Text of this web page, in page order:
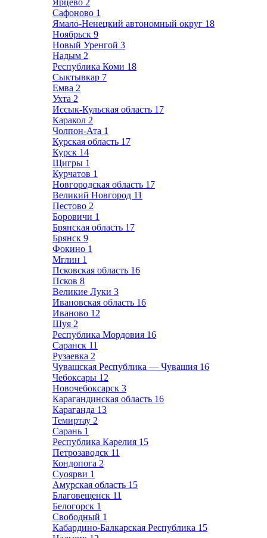
Ярцево 2
Сафоново 1
Ямало-Ненецкий автономный округ 18
Ноябрьск 9
Новый Уренгой 3
Надым 2
Республика Коми 18
Сыктывкар 7
Емва 2
Ухта 2
Иссык-Кульская область 17
Каракол 2
Чолпон-Ата 1
Курская область 17
Курск 14
Щигры 1
Курчатов 1
Новгородская область 17
Великий Новгород 11
Пестово 2
Боровичи 1
Брянская область 17
Брянск 9
Фокино 1
Мглин 1
Псковская область 16
Псков 8
Великие Луки 3
Ивановская область 16
Иваново 12
Шуя 2
Республика Мордовия 16
Саранск 11
Рузаевка 2
Чувашская Республика — Чувашия 16
Чебоксары 12
Новочебоксарск 3
Карагандинская область 16
Караганда 13
Темиртау 2
Сарань 1
Республика Карелия 15
Петрозаводск 11
Кондопога 2
Суоярви 1
Амурская область 15
Благовещенск 11
Белогорск 1
Свободный 1
Кабардино-Балкарская Республика 15